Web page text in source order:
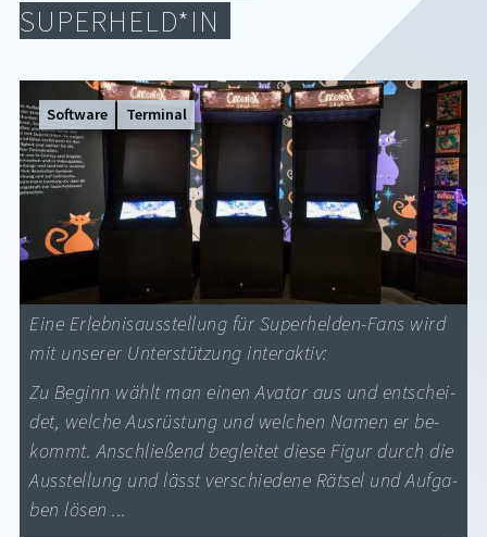
SUPERHELD*IN
Software Terminal
Eine Er­leb­nis­aus­stel­lung für Su­per­hel­den-Fans wird
mit un­se­rer Un­ter­stüt­zung in­ter­ak­tiv:
Zu Be­ginn wählt man ei­nen Ava­tar aus und ent­schei­
det, wel­che Aus­rüs­tung und wel­chen Na­men er be­
kommt. An­schlie­ßend be­glei­tet die­se Fi­gur durch die
Aus­stel­lung und lässt ver­schie­de­ne Rät­sel und Auf­ga­
ben lö­sen ...